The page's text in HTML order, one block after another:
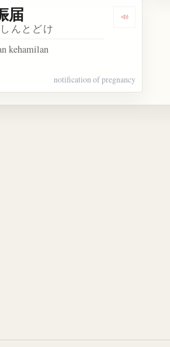
妊娠糖尿病 Dengarkan
届
んとどけ
kehamilan
notification of pregnancy